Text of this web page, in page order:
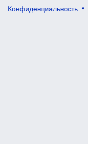
Конфиденциальность